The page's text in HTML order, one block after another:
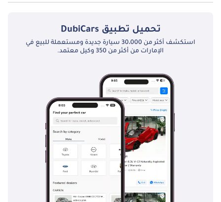
نعم توفر لاند روفر رينج روفر فيلار Autobiography P400 3.0L فتحة السقف
تحميل تطبيق DubiCars
استكشف أكثر من 30،000 سيارة جديدة ومستعملة للبيع في
الإمارات من أكثر من 350 وكيل معتمد.